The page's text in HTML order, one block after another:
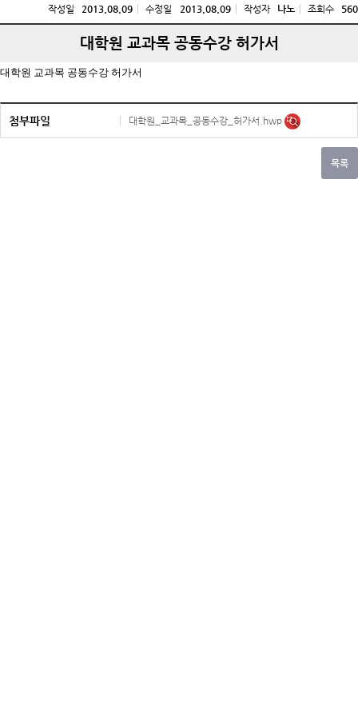
작성일 2013.08.09 수정일 2013.08.09 작성자 나노 조회수 560
대학원 교과목 공동수강 허가서
대학원 교과목 공동수강 허가서
첨부파일 대학원_교과목_공동수강_허가서.hwp